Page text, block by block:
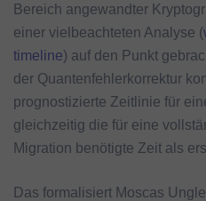
Bereich angewandter
einer vielbeachteten Analyse (
timeline) auf den Punkt
der Quantenfehlerkorrektur
prognostizierte Zeitlinie für
gleichzeitig die für eine
Migration benötigte Zeit als
Das formalisiert Moscas